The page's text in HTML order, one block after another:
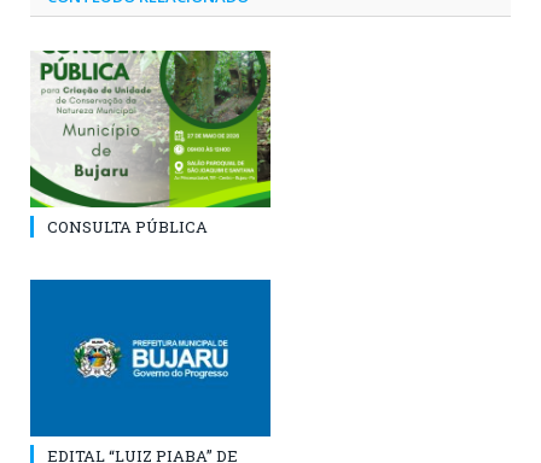
CONSULTA PÚBLICA
EDITAL “LUIZ PIABA” DE